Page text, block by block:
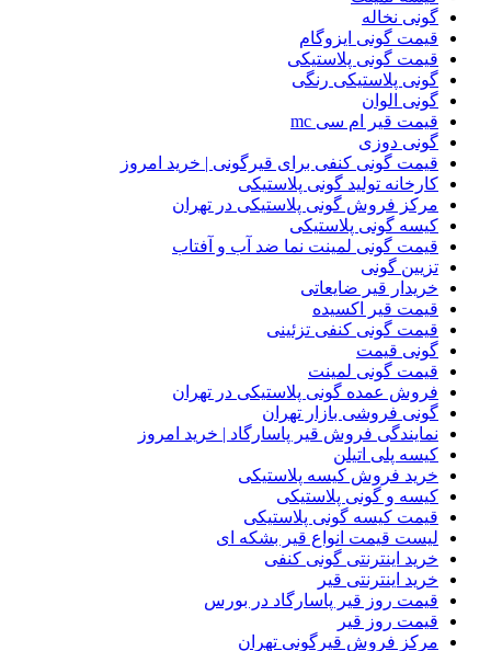
گونی نخاله
قیمت گونی ایزوگام
قیمت گونی پلاستیکی
گونی پلاستیکی رنگی
گونی الوان
قیمت قیر ام سی mc
گونی دوزی
قیمت گونی کنفی برای قیرگونی | خرید امروز
کارخانه تولید گونی پلاستیکی
مرکز فروش گونی پلاستیکی در تهران
کیسه گونی پلاستیکی
قیمت گونی لمینت نما ضد آب و آفتاب
تزیین گونی
خریدار قیر ضایعاتی
قیمت قیر اکسیده
قیمت گونی کنفی تزئینی
گونی قیمت
قیمت گونی لمینت
فروش عمده گونی پلاستیکی در تهران
گونی فروشی بازار تهران
نمایندگی فروش قیر پاسارگاد | خرید امروز
کیسه پلی اتیلن
خرید فروش کیسه پلاستیکی
کیسه و گونی پلاستیکی
قیمت کیسه گونی پلاستیکی
لیست قیمت انواع قیر بشکه ای
خرید اینترنتی گونی کنفی
خرید اینترنتی قیر
قیمت روز قیر پاسارگاد در بورس
قیمت روز قیر
مرکز فروش قیرگونی تهران